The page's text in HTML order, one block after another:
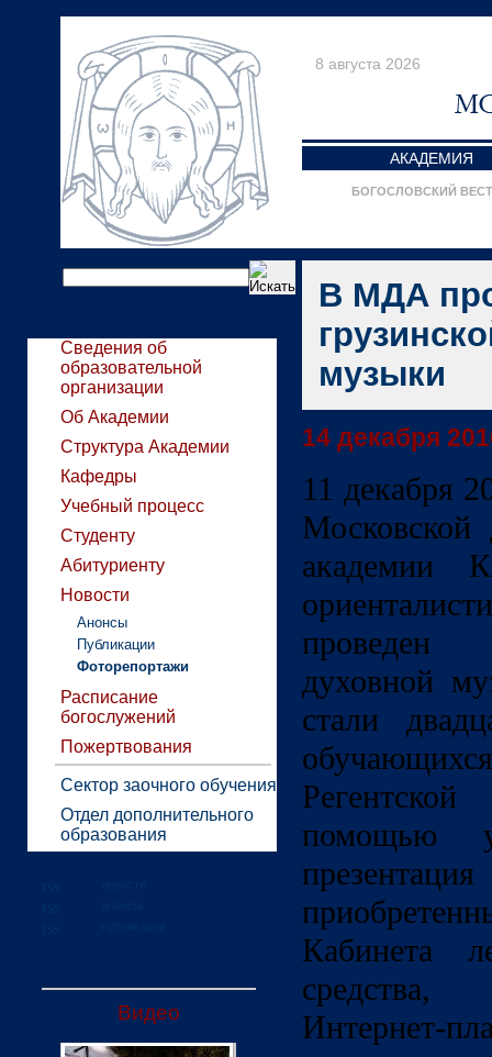
8 августа 2026
АКАДЕМИЯ
БОГОСЛОВСКИЙ
Сведения об
образовательной
организации
Об Академии
Структура Академии
Кафедры
Учебный процесс
Студенту
Абитуриенту
Новости
Анонсы
Публикации
Фоторепортажи
Расписание
богослужений
Пожертвования
Сектор заочного обучения
Отдел дополнительного
образования
Видео
В МДА
музыки
14 декабря
11 декабря
Московской
академии
проведен
духовной
стали
помощью
Кабинета
Интернет-